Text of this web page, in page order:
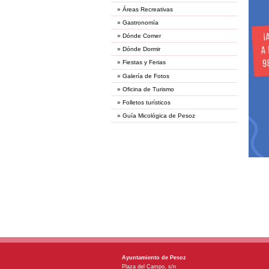
» Áreas Recreativas
» Gastronomía
» Dónde Comer
» Dónde Dormir
» Fiestas y Ferias
» Galería de Fotos
» Oficina de Turismo
» Folletos turísticos
» Guía Micológica de Pesoz
Ayuntamiento de Pesoz
Plaza del Campo, s/n